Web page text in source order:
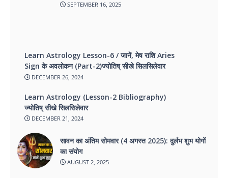
SEPTEMBER 16, 2025
Learn Astrology Lesson-6 / जानें, मेष राशि Aries
Sign के अवलोकन (Part-2)ज्योतिष् सीखे सिलसिलेवार
DECEMBER 26, 2024
Learn Astrology (Lesson-2 Bibliography)
ज्योतिष् सीखे सिलसिलेवार
DECEMBER 21, 2024
सावन का अंतिम सोमवार (4 अगस्त 2025): दुर्लभ शुभ योगों
का संयोग
AUGUST 2, 2025